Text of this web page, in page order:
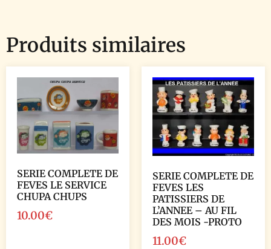
Produits similaires
SERIE COMPLETE DE
FEVES LE SERVICE
CHUPA CHUPS
10.00€
SERIE COMPLETE DE
FEVES LES
PATISSIERS DE
L’ANNEE – AU FIL
DES MOIS -PROTO
11.00€